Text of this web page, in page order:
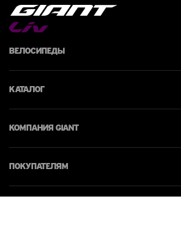
Велосипеды
Каталог
КОМПАНИЯ giant
Покупателям